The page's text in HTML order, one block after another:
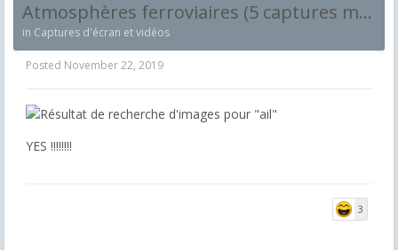
Atmosphères ferroviaires (5 captures maximum et par jour !)
in Captures d'écran et vidéos
Posted November 22, 2019
YES !!!!!!!!
3